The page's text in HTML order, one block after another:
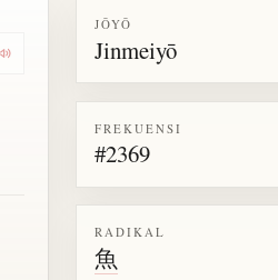
Dengarkan semua bacaan untuk kanji 鯉
JŌYŌ
Jinmeiyō
FREKUENSI
#2369
RADIKAL
魚